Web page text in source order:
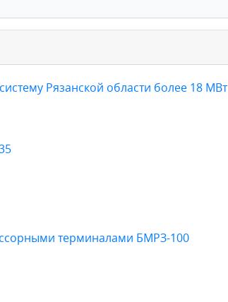
Рязанской области более 18 МВт
терминалами БМРЗ-100